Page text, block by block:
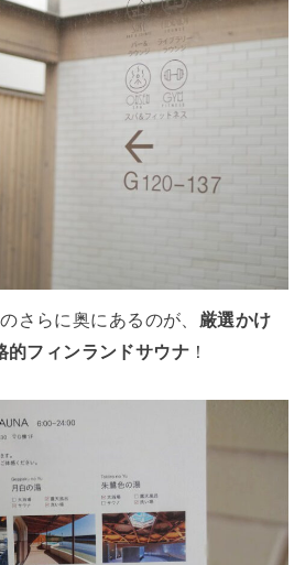
のさらに奥にあるのが、 厳選かけ
的フィンランドサウナ ！